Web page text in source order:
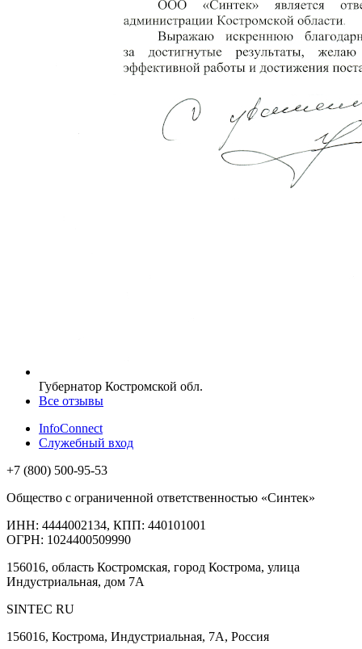
Губернатор Костромской обл.
Все отзывы
InfoConnect
Служебный вход
+7 (800) 500-95-53
Общество с ограниченной ответственностью «Синтек»
ИНН: 4444002134, КПП: 440101001
ОГРН: 1024400509990
156016, область Костромская, город Кострома, улица
Индустриальная, дом 7А
SINTEC RU
156016, Кострома, Индустриальная, 7А, Россия